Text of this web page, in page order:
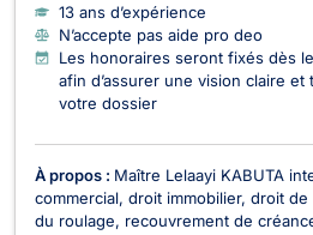
13 ans d’expérience
N’accepte pas aide pro deo
Les honoraires seront fixés dès
afin d’assurer une vision claire
votre dossier
À propos : Maître Lelaayi KABUTA
commercial, droit immobilier, droit
du roulage, recouvrement de